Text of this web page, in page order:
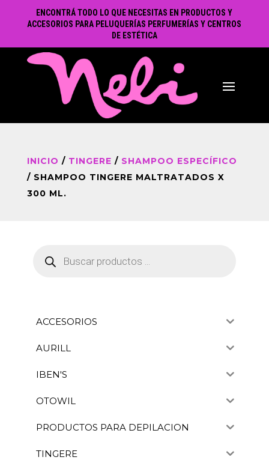
ENCONTRÁ TODO LO QUE NECESITAS EN PRODUCTOS Y
ACCESORIOS PARA PELUQUERÍAS PERFUMERÍAS Y CENTROS
DE ESTÉTICA
INICIO / TINGERE / SHAMPOO ESPECÍFICO
/ SHAMPOO TINGERE MALTRATADOS X
300 ML.
productos
ACCESORIOS
AURILL
IBEN'S
OTOWIL
PRODUCTOS PARA DEPILACION
TINGERE